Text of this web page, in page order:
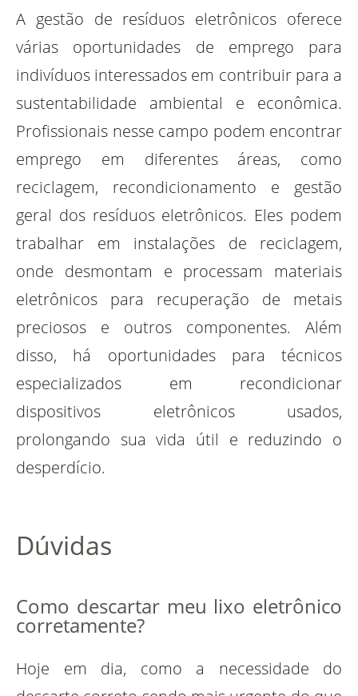
A gestão de resíduos eletrônicos oferece
várias oportunidades de emprego para
indivíduos interessados em contribuir para a
sustentabilidade ambiental e econômica.
Profissionais nesse campo podem encontrar
emprego em diferentes áreas, como
reciclagem, recondicionamento e gestão
geral dos resíduos eletrônicos. Eles podem
trabalhar em instalações de reciclagem,
onde desmontam e processam materiais
eletrônicos para recuperação de metais
preciosos e outros componentes. Além
disso, há oportunidades para técnicos
especializados em recondicionar
dispositivos eletrônicos usados,
prolongando sua vida útil e reduzindo o
desperdício.
Dúvidas
Como descartar meu lixo eletrônico
corretamente?
Hoje em dia, como a necessidade do